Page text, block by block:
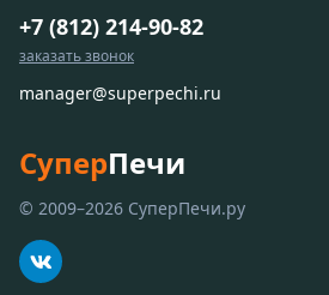
+7 (812) 214-90-82
заказать звонок
manager@superpechi.ru
СуперПечи
© 2009–2026 СуперПечи.ру